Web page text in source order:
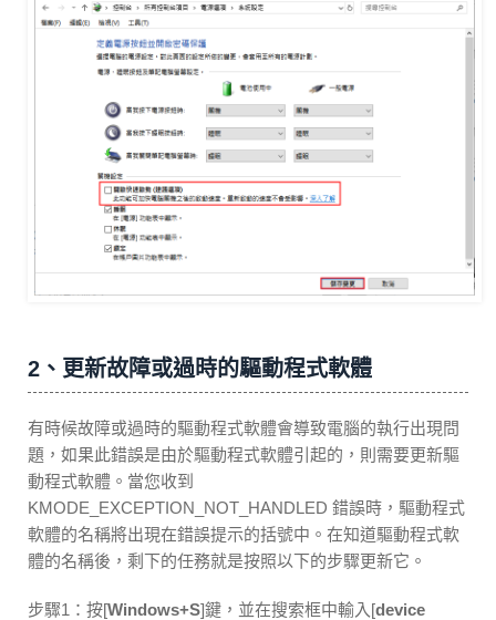
2、更新故障或過時的驅動程式軟體
有時候故障或過時的驅動程式軟體會導致電腦的執行出現問
題，如果此錯誤是由於驅動程式軟體引起的，則需要更新驅
動程式軟體。當您收到
KMODE_EXCEPTION_NOT_HANDLED 錯誤時，驅動程式
軟體的名稱將出現在錯誤提示的括號中。在知道驅動程式軟
體的名稱後，剩下的任務就是按照以下的步驟更新它。
步驟1：按[Windows+S]鍵，並在搜索框中輸入[device